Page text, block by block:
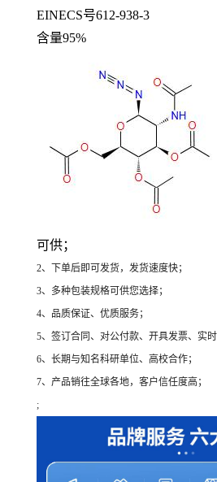
EINECS号612-938-3
含量95%
可供；
2、下单后即可发货，发货速度快；
3、多种包装规格可供您选择；
4、品质保证、优质服务；
5、签订合同、对公付款、开具发票、实
6、长期与知名科研单位、高校合作；
7、产品销往全球各地，客户信任度高；
;